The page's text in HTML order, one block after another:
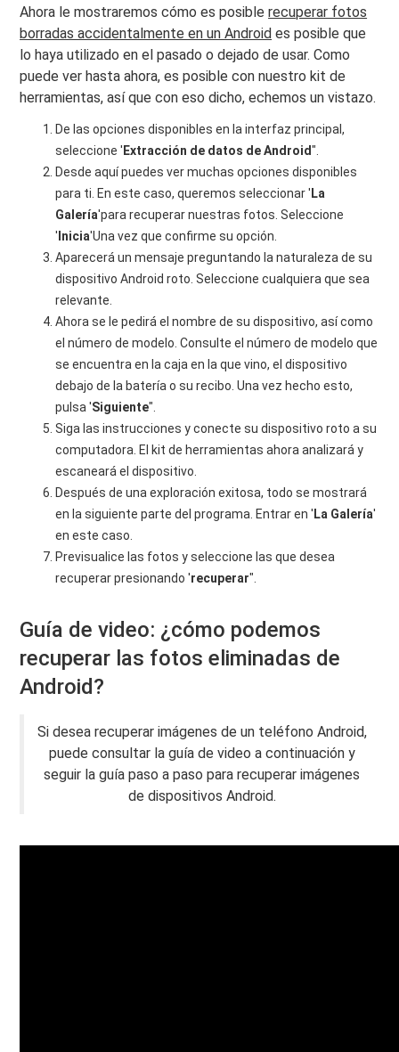
Ahora le mostraremos cómo es posiblerecuperar fotos
borradas accidentalmente en un Android es posible que
lo haya utilizado en el pasado o dejado de usar. Como
puede ver hasta ahora, es posible con nuestro kit de
herramientas, así que con eso dicho, echemos un vistazo.
De las opciones disponibles en la interfaz principal,
seleccione ' Extracción de datos de Android".
Desde aquí puedes ver muchas opciones disponibles
para ti. En este caso, queremos seleccionar ' La
Galería'para recuperar nuestras fotos. Seleccione
' Inicia'Una vez que confirme su opción.
Aparecerá un mensaje preguntando la naturaleza de su
dispositivo Android roto. Seleccione cualquiera que sea
relevante.
Ahora se le pedirá el nombre de su dispositivo, así como
el número de modelo. Consulte el número de modelo que
se encuentra en la caja en la que vino, el dispositivo
debajo de la batería o su recibo. Una vez hecho esto,
pulsa 'Siguiente".
Siga las instrucciones y conecte su dispositivo roto a su
computadora. El kit de herramientas ahora analizará y
escaneará el dispositivo.
Después de una exploración exitosa, todo se mostrará
en la siguiente parte del programa. Entrar en ' La Galería'
en este caso.
Previsualice las fotos y seleccione las que desea
recuperar presionando 'recuperar".
Guía de video: ¿cómo podemos
recuperar las fotos eliminadas de
Android?
Si desea recuperar imágenes de un teléfono Android,
puede consultar la guía de video a continuación y
seguir la guía paso a paso para recuperar imágenes
de dispositivos Android.